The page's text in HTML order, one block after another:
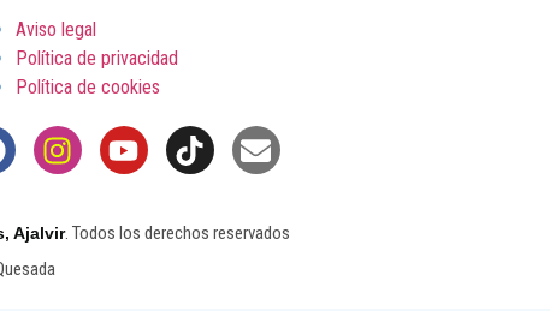
Aviso legal
Política de privacidad
Política de cookies
Ajalvir. Todos los derechos reservados